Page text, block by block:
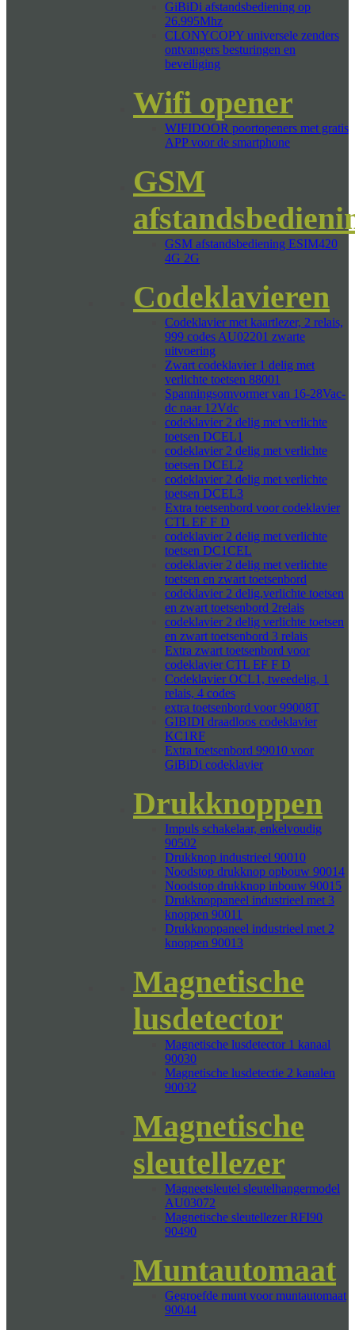
GiBiDi afstandsbediening op
26.995Mhz
CLONYCOPY universele zenders
ontvangers besturingen en
beveiliging
Wifi opener
WIFIDOOR poortopeners met gratis
APP voor de smartphone
GSM
GSM afstandsbediening ESIM420
4G 2G
Codeklavieren
Codeklavier met kaartlezer, 2 relais,
999 codes AU02201 zwarte
uitvoering
Zwart codeklavier 1 delig met
verlichte toetsen 88001
Spanningsomvormer van 16-28Vac-
dc naar 12Vdc
codeklavier 2 delig met verlichte
toetsen DCEL1
codeklavier 2 delig met verlichte
toetsen DCEL2
codeklavier 2 delig met verlichte
toetsen DCEL3
Extra toetsenbord voor codeklavier
CTL EF F D
codeklavier 2 delig met verlichte
toetsen DC1CEL
codeklavier 2 delig met verlichte
toetsen en zwart toetsenbord
codeklavier 2 delig,verlichte toetsen
en zwart toetsenbord 2relais
codeklavier 2 delig verlichte toetsen
en zwart toetsenbord 3 relais
Extra zwart toetsenbord voor
codeklavier CTL EF F D
Codeklavier OCL1, tweedelig, 1
relais, 4 codes
extra toetsenbord voor 99008T
GIBIDI draadloos codeklavier
KC1RF
Extra toetsenbord 99010 voor
GiBiDi codeklavier
Drukknoppen
Impuls schakelaar, enkelvoudig
90502
Drukknop industrieel 90010
Noodstop drukknop opbouw 90014
Noodstop drukknop inbouw 90015
Drukknoppaneel industrieel met 3
knoppen 90011
Drukknoppaneel industrieel met 2
knoppen 90013
Magnetische
lusdetector
Magnetische lusdetector 1 kanaal
90030
Magnetische lusdetectie 2 kanalen
90032
Magnetische
sleutellezer
Magneetsleutel sleutelhangermodel
AU03072
Magnetische sleutellezer RFI90
90490
Muntautomaat
Gegroefde munt voor muntautomaat
90044